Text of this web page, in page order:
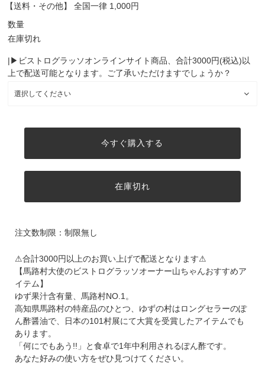
【送料・その他】 全国一律 1,000円
数量
在庫切れ
|▶︎ビストログラッソオンラインサイト商品、合計3000円(税込)以
上で配送可能となります。ご了承いただけますでしょうか？
今すぐ購入する
在庫切れ
注文数制限：制限無し
⚠︎合計3000円以上のお買い上げで配送となります⚠
【馬路村大使のビストログラッソオーナー山ちゃんおすすめア
イテム】
ゆず果汁含有量、馬路村NO.1。
高知県馬路村の特産品のひとつ、ゆずの村はロングセラーのぽ
ん酢醤油で、日本の101村展にて大賞を受賞したアイテムでも
あります。
「何にでもあう!!」と食卓で1年中利用されるぽん酢です。
あなた好みの使い方をぜひ見つけてください。